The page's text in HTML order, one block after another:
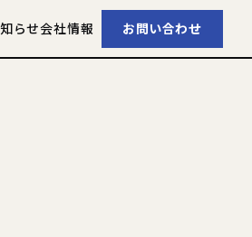
らせ会社情報 お問い合わせ